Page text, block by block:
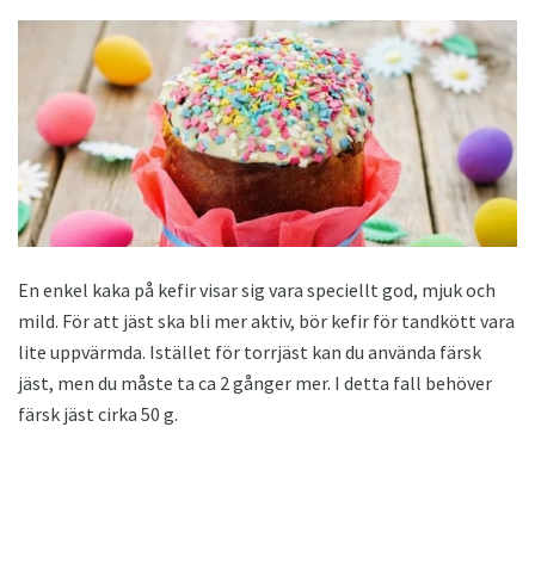
En enkel kaka på kefir visar sig vara speciellt god, mjuk och
mild. För att jäst ska bli mer aktiv, bör kefir för tandkött vara
lite uppvärmda. Istället för torrjäst kan du använda färsk
jäst, men du måste ta ca 2 gånger mer. I detta fall behöver
färsk jäst cirka 50 g.